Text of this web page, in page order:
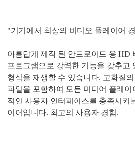
"기기에서 최상의 비디오 플레이어
아름답게 제작 된 안드로이드 용 HD
프로그램으로 강력한 기능을 갖추고
형식을 재생할 수 있습니다. 고화질
파일을 포함하여 모든 미디어 플레이
적인 사용자 인터페이스를 충족시키
이어입니다. 최고의 사용자 경험.